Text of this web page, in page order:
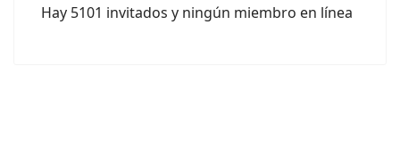
Hay 5101 invitados y ningún miembro en línea